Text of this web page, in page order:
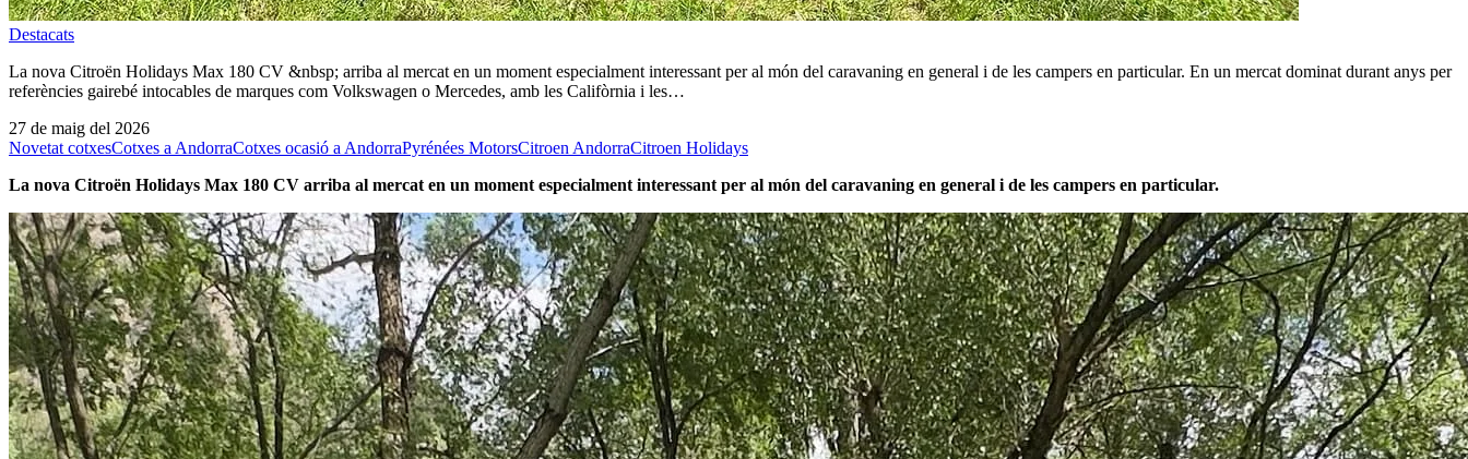
Destacats
La nova Citroën Holidays Max 180 CV &nbsp; arriba al mercat en un moment especialment interessant per al món del caravaning en general i de les campers en particular. En un mercat dominat durant anys per
referències gairebé intocables de marques com Volkswagen o Mercedes, amb les Califòrnia i les…
27 de maig del 2026
Novetat cotxesCotxes a AndorraCotxes ocasió a AndorraPyrénées MotorsCitroen AndorraCitroen Holidays
La nova Citroën Holidays Max 180 CV arriba al mercat en un moment especialment interessant per al món del caravaning en general i de les campers en particular.